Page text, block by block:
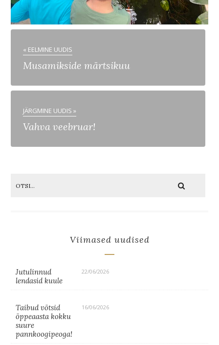
« EELMINE UUDIS
Musamikside märtsikuu
JÄRGMINE UUDIS »
Vahva veebruar!
Viimased uudised
Jutulinnud
lendasid kuule
22/06/2026
Taibud võtsid
õppeaasta kokku
suure
pannkoogipeoga!
16/06/2026